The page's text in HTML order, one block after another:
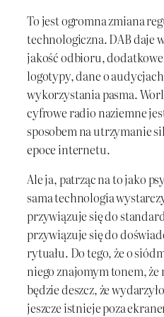
To jest ogromna zmiana
technologiczna. DAB daje
jakość odbioru,
logotypy, dane o
wykorzystania pasma.
cyfrowe radio naziemne
sposobem na utrzymanie
epoce internetu.
Ale ja, patrząc na to jako
sama technologia
przywiązuje się do
przywiązuje się do
rytuału. Do tego, że o
niego znajomym tonem, że
będzie deszcz, że
jeszcze istnieje poza